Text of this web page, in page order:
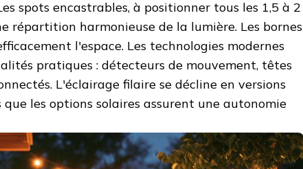
spots encastrables, à positionner tous les 1,5 à 2
répartition harmonieuse de la lumière. Les bornes
l'espace. Les technologies modernes
pratiques : détecteurs de mouvement, têtes
L'éclairage filaire se décline en versions
les options solaires assurent une autonomie